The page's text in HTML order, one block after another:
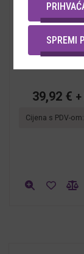
5
Stolice za
39,92 € +
Cijena s PDV-om:
SPREMI